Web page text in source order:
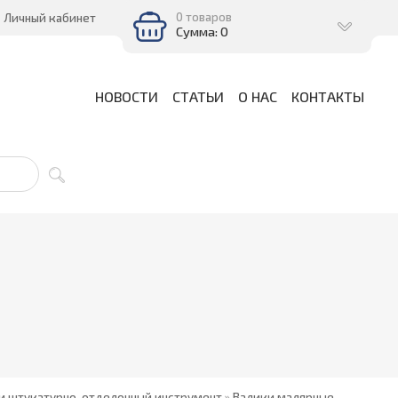
Личный кабинет 0 товаров
Сумма: 0
НОВОСТИ СТАТЬИ О НАС КОНТАКТЫ